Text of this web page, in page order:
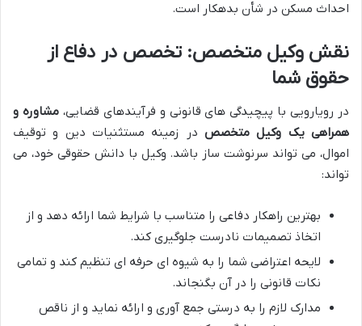
احداث مسکن در شأن بدهکار است.
نقش وکیل متخصص: تخصص در دفاع از
حقوق شما
در رویارویی با پیچیدگی های قانونی و فرآیندهای قضایی،مشاوره و
همراهی یک وکیل متخصص در زمینه مستثنیات دین و توقیف
اموال، می تواند سرنوشت ساز باشد. وکیل با دانش حقوقی خود، می
تواند:
بهترین راهکار دفاعی را متناسب با شرایط شما ارائه دهد و از
اتخاذ تصمیمات نادرست جلوگیری کند.
لایحه اعتراضی شما را به شیوه ای حرفه ای تنظیم کند و تمامی
نکات قانونی را در آن بگنجاند.
مدارک لازم را به درستی جمع آوری و ارائه نماید و از ناقص